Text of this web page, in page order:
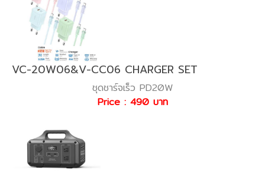
VC-20W06&V-CC06 CHARGER SET
ชุดชาร์จเร็ว PD20W
Price : 490 บาท